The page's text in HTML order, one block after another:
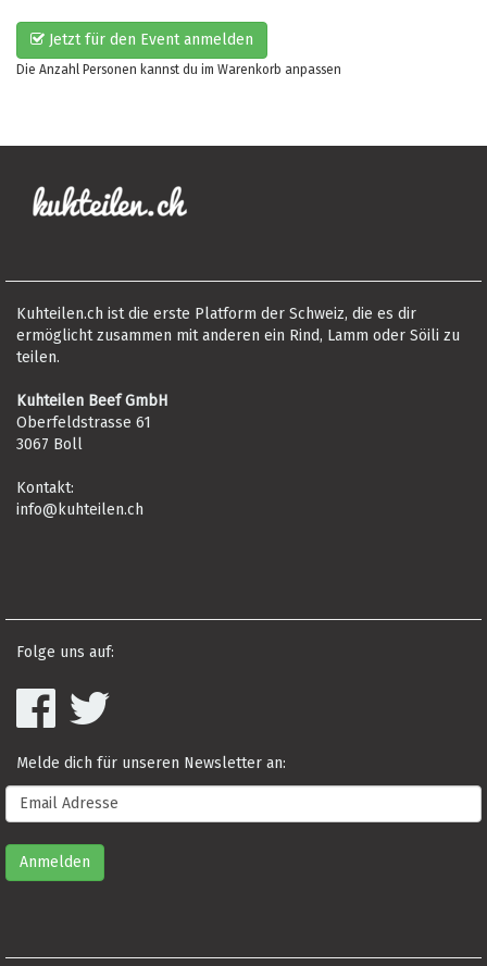
Jetzt für den Event anmelden
Die Anzahl Personen kannst du im Warenkorb anpassen
Kuhteilen.ch ist die erste Platform der Schweiz, die es dir
ermöglicht zusammen mit anderen ein Rind, Lamm oder Söili zu
teilen.
Kuhteilen Beef GmbH
Oberfeldstrasse 61
3067 Boll
Kontakt:
info@kuhteilen.ch
Folge uns auf:
Melde dich für unseren Newsletter an: